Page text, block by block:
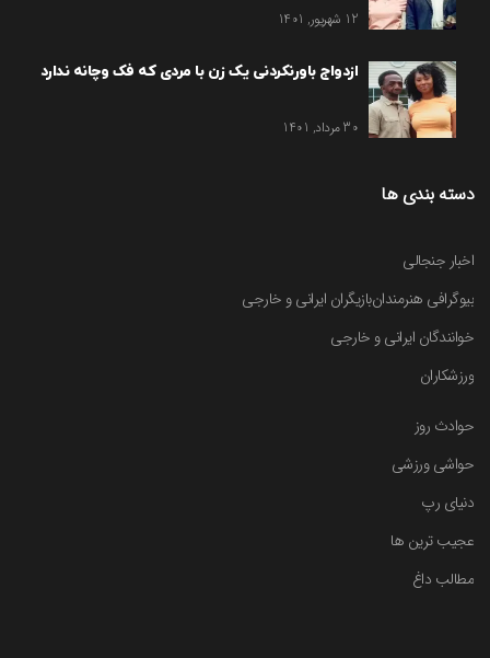
12 شهریور, 1401
ازدواج باورنکردنی یک زن با مردی که فک وچانه ندارد
30 مرداد, 1401
دسته بندی ها
اخبار جنجالی
بیوگرافی هنرمندانبازیگران ایرانی و خارجی
خوانندگان ایرانی و خارجی
ورزشکاران
حوادث روز
حواشی ورزشی
دنیای رپ
عجیب ترین ها
مطالب داغ